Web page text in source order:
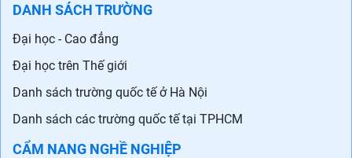
DANH SÁCH TRƯỜNG
Đại học - Cao đẳng
Đại học trên Thế giới
Danh sách trường quốc tế ở Hà Nội
Danh sách các trường quốc tế tại TPHCM
CẨM NANG NGHỀ NGHIỆP